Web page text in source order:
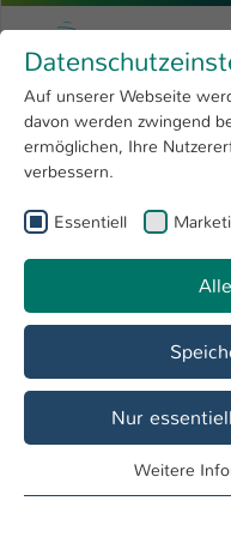
Research
University
International
Skip to main content
University of
You are here: Dezernat für Studien- und Prüfungsangelegenheiten
Student
Address & contact
Auf unserer Webseite
davon werden zwingend
ermöglichen, Ihre
verbessern.
Essentiell
Nur
Essentielle Cookies
Weitere